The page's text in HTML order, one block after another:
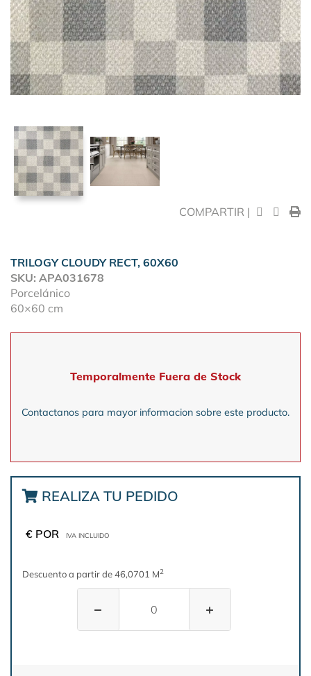
COMPARTIR |
TRILOGY CLOUDY RECT, 60X60
SKU: APA031678
Porcelánico
60×60 cm
Temporalmente Fuera de Stock
Contactanos para mayor informacion sobre este producto.
REALIZA TU PEDIDO
€ POR IVA INCLUIDO
Descuento a partir de 46,0701 M2
− +